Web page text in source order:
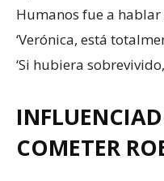
Humanos fue a hablar
‘Verónica, está
‘Si hubiera
COMETER